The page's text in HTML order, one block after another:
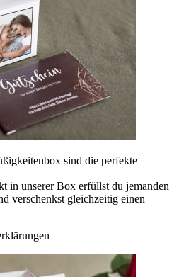
sind die perfekte
in unserer Box erfüllst du jemanden
verschenkst gleichzeitig einen